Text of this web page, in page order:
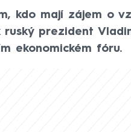
kdo mají zájem o
prezident
ekonomickém fóru.